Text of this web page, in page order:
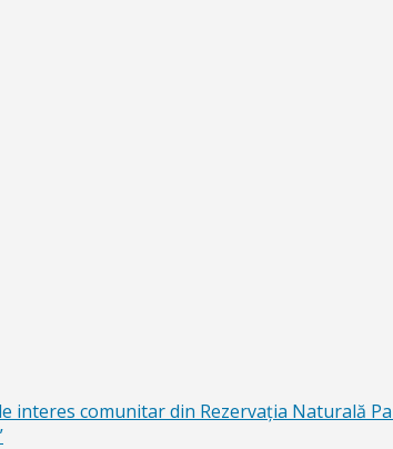
interes comunitar din Rezervaţia Naturală